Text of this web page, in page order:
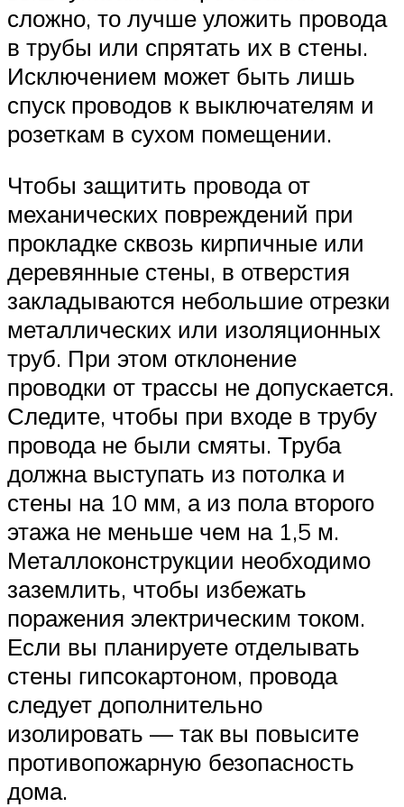
сложно, то лучше уложить провода
в трубы или спрятать их в стены.
Исключением может быть лишь
спуск проводов к выключателям и
розеткам в сухом помещении.
Чтобы защитить провода от
механических повреждений при
прокладке сквозь кирпичные или
деревянные стены, в отверстия
закладываются небольшие отрезки
металлических или изоляционных
труб. При этом отклонение
проводки от трассы не допускается.
Следите, чтобы при входе в трубу
провода не были смяты. Труба
должна выступать из потолка и
стены на 10 мм, а из пола второго
этажа не меньше чем на 1,5 м.
Металлоконструкции необходимо
заземлить, чтобы избежать
поражения электрическим током.
Если вы планируете отделывать
стены гипсокартоном, провода
следует дополнительно
изолировать — так вы повысите
противопожарную безопасность
дома.